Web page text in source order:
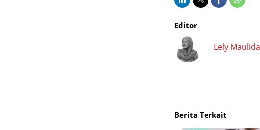
Editor
Lely Maulida
Berita Terkait